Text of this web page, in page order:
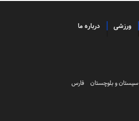
ورزشی درباره ما
سیستان و بلوچستان
فارس